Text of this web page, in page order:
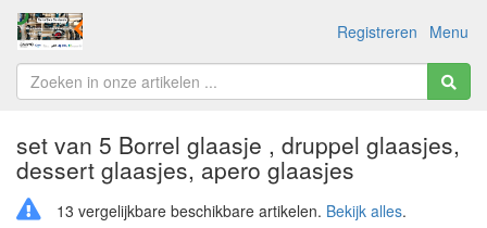
Menu
Registreren
set van 5 Borrel glaasje , druppel glaasjes,
dessert glaasjes, apero glaasjes
13 vergelijkbare beschikbare artikelen. Bekijk alles.